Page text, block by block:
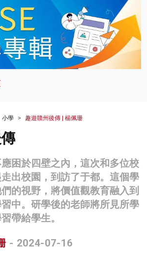
小學 趣遊贛州後傳 | 楊佩珊
困於四壁之內，這次和多位校
出校園，到訪了于都。這個學
的視野，將價值觀教育融入到
中。研學後的老師將所見所學
帶給學生。
- 2024-07-16